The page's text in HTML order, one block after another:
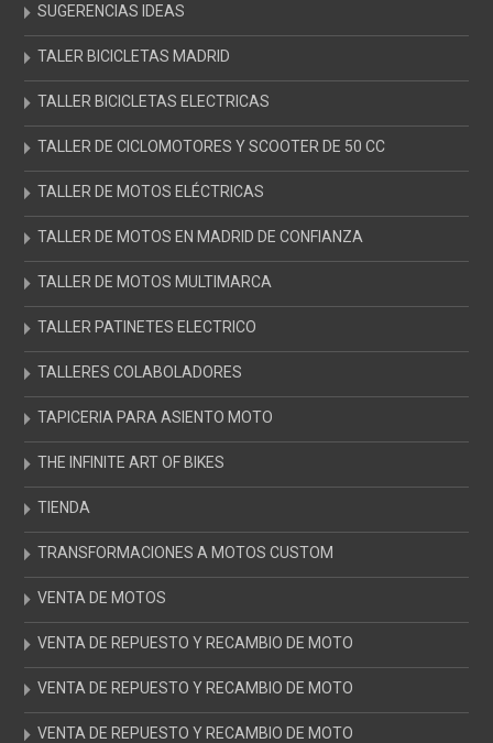
SUGERENCIAS IDEAS
TALER BICICLETAS MADRID
TALLER BICICLETAS ELECTRICAS
TALLER DE CICLOMOTORES Y SCOOTER DE 50 CC
TALLER DE MOTOS ELÉCTRICAS
TALLER DE MOTOS EN MADRID DE CONFIANZA
TALLER DE MOTOS MULTIMARCA
TALLER PATINETES ELECTRICO
TALLERES COLABOLADORES
TAPICERIA PARA ASIENTO MOTO
THE INFINITE ART OF BIKES
TIENDA
TRANSFORMACIONES A MOTOS CUSTOM
VENTA DE MOTOS
VENTA DE REPUESTO Y RECAMBIO DE MOTO
VENTA DE REPUESTO Y RECAMBIO DE MOTO
VENTA DE REPUESTO Y RECAMBIO DE MOTO